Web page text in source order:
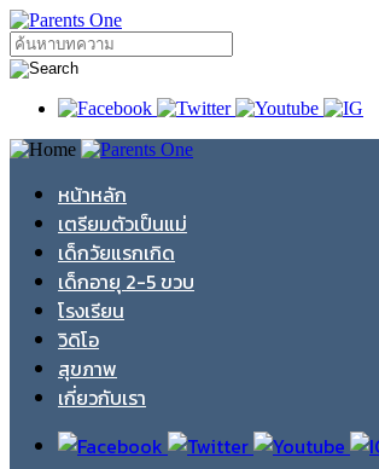
หน้าหลัก
เตรียมตัวเป็นแม่
เด็กวัยแรกเกิด
เด็กอายุ 2-5 ขวบ
โรงเรียน
วิดิโอ
สุขภาพ
เกี่ยวกับเรา